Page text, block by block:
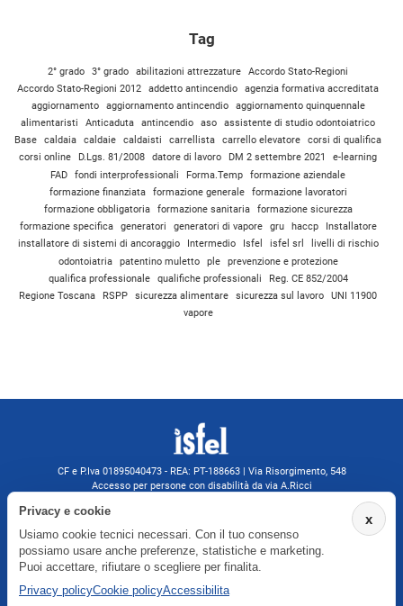
Tag
2° grado 3° grado abilitazioni attrezzature
Accordo Stato-Regioni
Accordo Stato-Regioni 2012
addetto antincendio
agenzia formativa accreditata
aggiornamento
aggiornamento antincendio
aggiornamento quinquennale
alimentaristi
Anticaduta antincendio aso
assistente di studio odontoiatrico
Base
caldaia caldaie caldaisti carrellista carrello elevatore
corsi di qualifica
corsi online
D.Lgs. 81/2008 datore di lavoro DM 2 settembre 2021
e-learning
FAD
fondi interprofessionali Forma.Temp
formazione aziendale
formazione finanziata
formazione generale
formazione lavoratori
formazione obbligatoria
formazione sanitaria
formazione sicurezza
formazione specifica
generatori generatori di vapore gru haccp
Installatore
installatore di sistemi di ancoraggio
Intermedio Isfel isfel srl
livelli di rischio
odontoiatria
patentino muletto ple
prevenzione e protezione
qualifica professionale
qualifiche professionali
Reg. CE 852/2004
Regione Toscana
RSPP sicurezza alimentare sicurezza sul lavoro
UNI 11900
vapore
CF e P.Iva 01895040473 - REA: PT-188663 | Via Risorgimento, 548
Accesso per persone con disabilità da via A.Ricci
isfel@pec.it
Informativa privacy
x
Privacy e cookie
Usiamo cookie tecnici necessari. Con il tuo consenso
possiamo usare anche preferenze, statistiche e marketing.
Puoi accettare, rifiutare o scegliere per finalita.
Privacy policyCookie policyAccessibilita